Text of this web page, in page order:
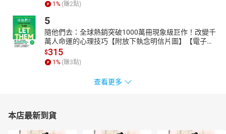
1 % (賺2點)
5
隨他們去：全球熱銷突破1000萬冊現象級巨作！改變千
萬人命運的心理技巧【附放下執念明信片圖】【電子
書】
$315
1 % (賺3點)
查看更多
本店最新到貨